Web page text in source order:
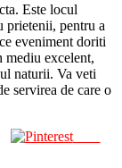
Este locul
prietenii, pentru a
eveniment doriti
mediu excelent,
naturii. Va veti
servirea de care o
Save